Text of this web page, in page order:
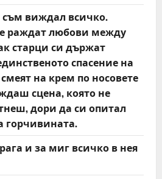
съм виждал всичко.
раждат любови между
старци си държат
спасение на
на крем по носовете
сцена, която не
дори да си опитал
горчивината.
и за миг всичко в нея